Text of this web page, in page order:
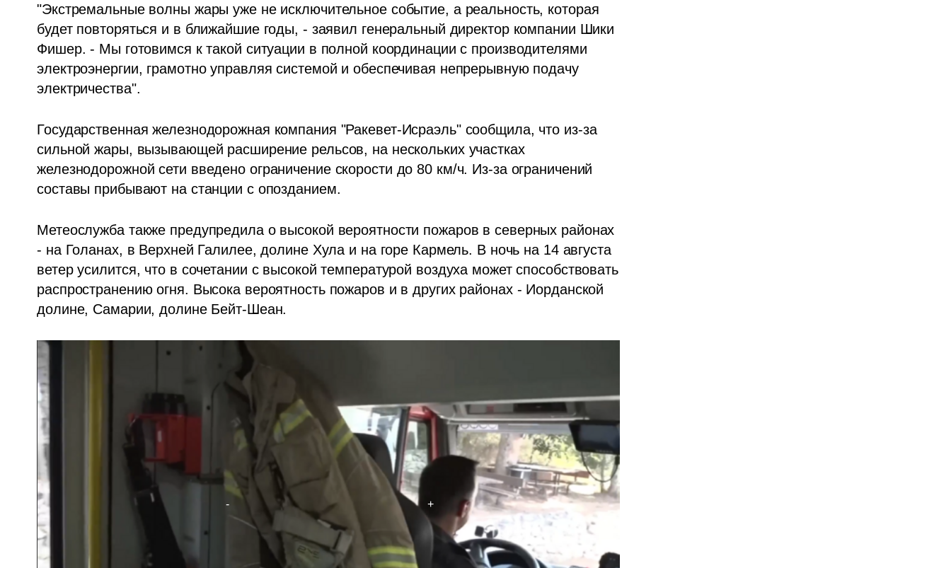
"Экстремальные волны жары уже не исключительное событие, а реальность, которая
будет повторяться и в ближайшие годы, - заявил генеральный директор компании Шики
Фишер. - Мы готовимся к такой ситуации в полной координации с производителями
электроэнергии, грамотно управляя системой и обеспечивая непрерывную подачу
электричества".
Государственная железнодорожная компания "Ракевет-Исраэль" сообщила, что из-за
сильной жары, вызывающей расширение рельсов, на нескольких участках
железнодорожной сети введено ограничение скорости до 80 км/ч. Из-за ограничений
составы прибывают на станции с опозданием.
Метеослужба также предупредила о высокой вероятности пожаров в северных районах
- на Голанах, в Верхней Галилее, долине Хула и на горе Кармель. В ночь на 14 августа
ветер усилится, что в сочетании с высокой температурой воздуха может способствовать
распространению огня. Высока вероятность пожаров и в других районах - Иорданской
долине, Самарии, долине Бейт-Шеан.